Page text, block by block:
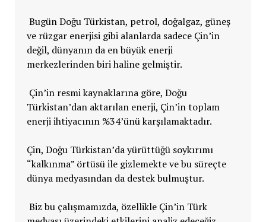
Bugün Doğu Türkistan, petrol, doğalgaz, güneş
ve rüzgar enerjisi gibi alanlarda sadece Çin’in
değil, dünyanın da en büyük enerji
merkezlerinden biri haline gelmiştir.
Çin’in resmi kaynaklarına göre, Doğu
Türkistan’dan aktarılan enerji, Çin’in toplam
enerji ihtiyacının %34’ünü karşılamaktadır.
Çin, Doğu Türkistan’da yürüttüğü soykırımı
“kalkınma” örtüsü ile gizlemekte ve bu süreçte
dünya medyasından da destek bulmuştur.
Biz bu çalışmamızda, özellikle Çin’in Türk